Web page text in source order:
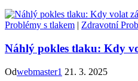
Problémy s tlakem | Zdravotní
Náhlý pokles tlaku: Kdy
Odwebmaster1 21. 3. 2025